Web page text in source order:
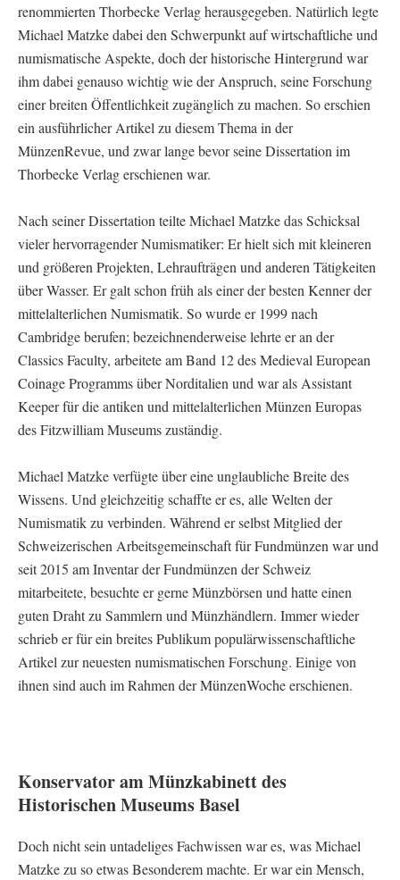
renommierten Thorbecke Verlag herausgegeben. Natürlich legte
Michael Matzke dabei den Schwerpunkt auf wirtschaftliche und
numismatische Aspekte, doch der historische Hintergrund war
ihm dabei genauso wichtig wie der Anspruch, seine Forschung
einer breiten Öffentlichkeit zugänglich zu machen. So erschien
ein ausführlicher Artikel zu diesem Thema in der
MünzenRevue, und zwar lange bevor seine Dissertation im
Thorbecke Verlag erschienen war.
Nach seiner Dissertation teilte Michael Matzke das Schicksal
vieler hervorragender Numismatiker: Er hielt sich mit kleineren
und größeren Projekten, Lehraufträgen und anderen Tätigkeiten
über Wasser. Er galt schon früh als einer der besten Kenner der
mittelalterlichen Numismatik. So wurde er 1999 nach
Cambridge berufen; bezeichnenderweise lehrte er an der
Classics Faculty, arbeitete am Band 12 des Medieval European
Coinage Programms über Norditalien und war als Assistant
Keeper für die antiken und mittelalterlichen Münzen Europas
des Fitzwilliam Museums zuständig.
Michael Matzke verfügte über eine unglaubliche Breite des
Wissens. Und gleichzeitig schaffte er es, alle Welten der
Numismatik zu verbinden. Während er selbst Mitglied der
Schweizerischen Arbeitsgemeinschaft für Fundmünzen war und
seit 2015 am Inventar der Fundmünzen der Schweiz
mitarbeitete, besuchte er gerne Münzbörsen und hatte einen
guten Draht zu Sammlern und Münzhändlern. Immer wieder
schrieb er für ein breites Publikum populärwissenschaftliche
Artikel zur neuesten numismatischen Forschung. Einige von
ihnen sind auch im Rahmen der MünzenWoche erschienen.
Konservator am Münzkabinett des
Historischen Museums Basel
Doch nicht sein untadeliges Fachwissen war es, was Michael
Matzke zu so etwas Besonderem machte. Er war ein Mensch,